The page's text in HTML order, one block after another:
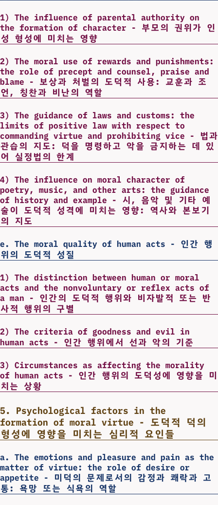
1) The influence of parental authority on
the formation of character - 부모의 권위가 인
성 형성에 미치는 영향
2) The moral use of rewards and punishments:
the role of precept and counsel, praise and
blame - 보상과 처벌의 도덕적 사용: 교훈과 조
언, 칭찬과 비난의 역할
3) The guidance of laws and customs: the
limits of positive law with respect to
commanding virtue and prohibiting vice - 법과
관습의 지도: 덕을 명령하고 악을 금지하는 데 있
어 실정법의 한계
4) The influence on moral character of
poetry, music, and other arts: the guidance
of history and example - 시, 음악 및 기타 예
술이 도덕적 성격에 미치는 영향: 역사와 본보기
의 지도
e. The moral quality of human acts - 인간 행
위의 도덕적 성질
1) The distinction between human or moral
acts and the nonvoluntary or reflex acts of
a man - 인간의 도덕적 행위와 비자발적 또는 반
사적 행위의 구별
2) The criteria of goodness and evil in
human acts - 인간 행위에서 선과 악의 기준
3) Circumstances as affecting the morality
of human acts - 인간 행위의 도덕성에 영향을 미
치는 상황
5. Psychological factors in the
formation of moral virtue - 도덕적 덕의
형성에 영향을 미치는 심리적 요인들
a. The emotions and pleasure and pain as the
matter of virtue: the role of desire or
appetite - 미덕의 문제로서의 감정과 쾌락과 고
통: 욕망 또는 식욕의 역할